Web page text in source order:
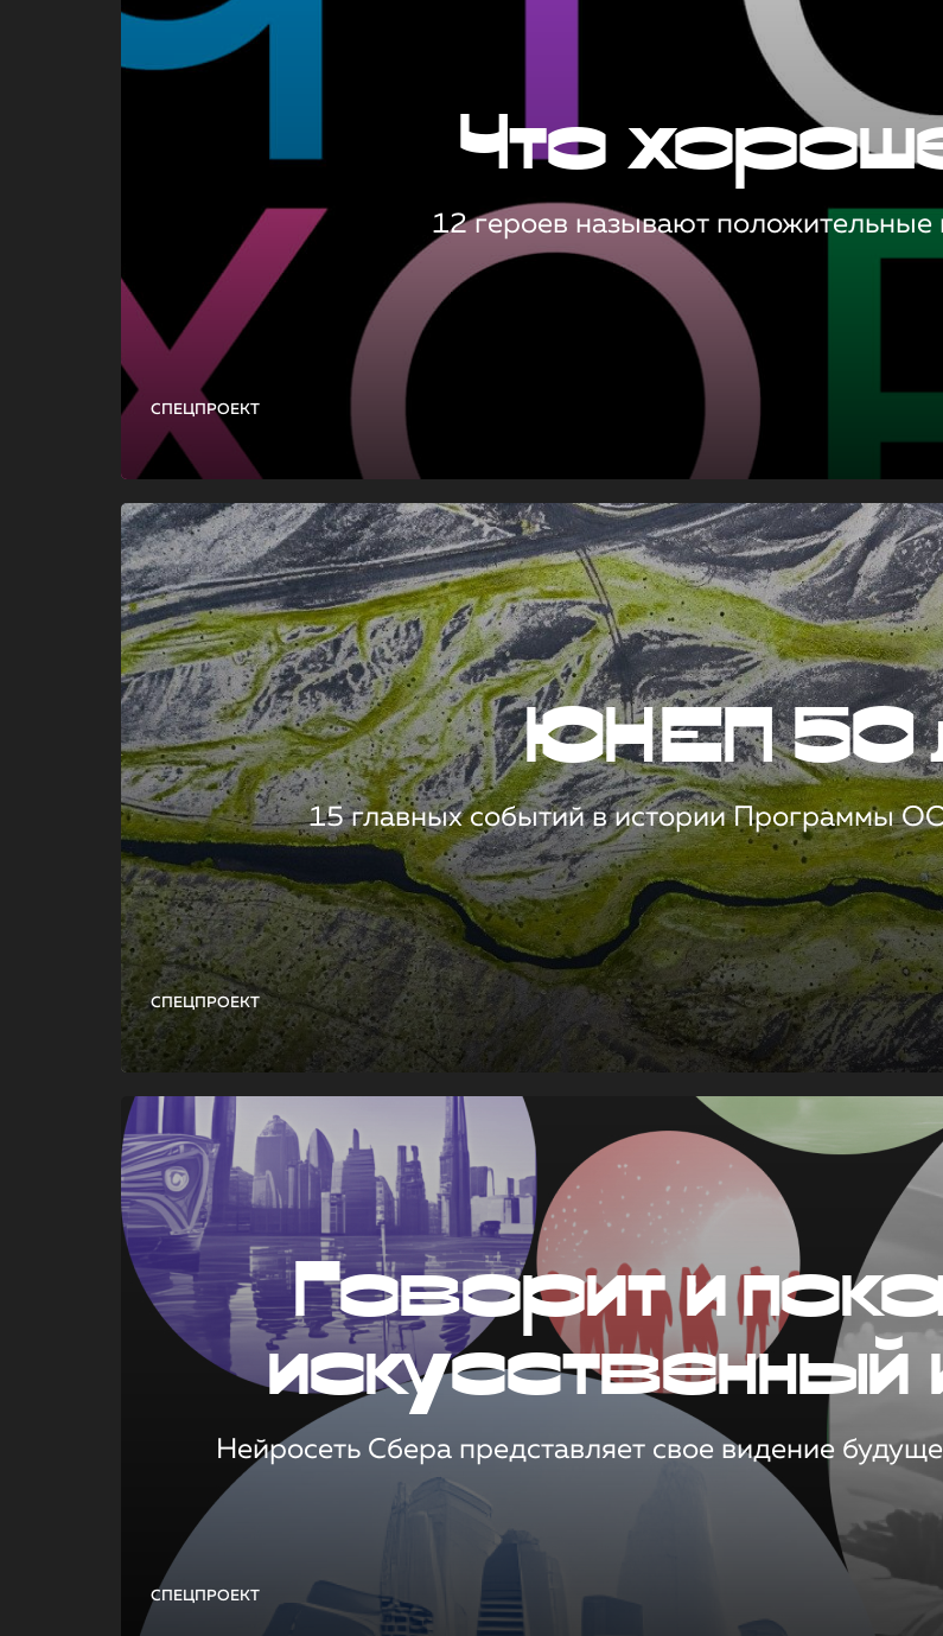
СПЕЦПРОЕКТ
Что
12 героев называют положительные
СПЕЦПРОЕКТ
ЮНЕП 50
15 главных событий в истории Программы
СПЕЦПРОЕКТ
Говорит и
искусственный
Нейросеть Сбера представляет свое видение